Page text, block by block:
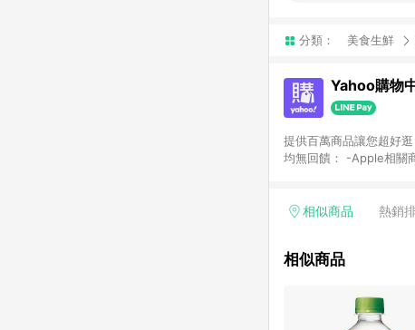
分類： 美食生鮮
Yahoo購物
提供百萬商品讓您超好逛，15
均無回饋： -Apple相關
Yahoo超贈點回饋者 -
相似商品 熱銷
相似商品